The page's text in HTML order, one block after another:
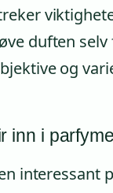
duften
og
inn i
interessant